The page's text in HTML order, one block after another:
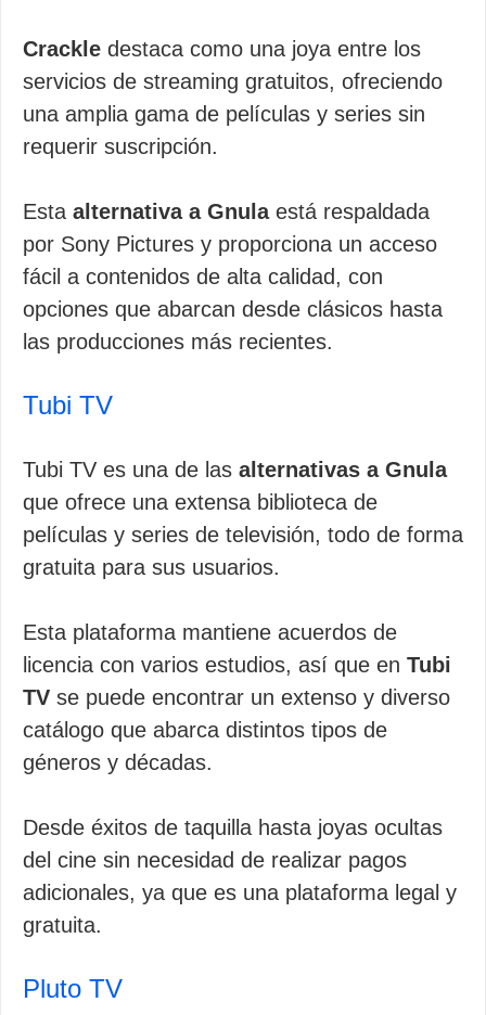
Crackle destaca como una joya entre los
servicios de streaming gratuitos, ofreciendo
una amplia gama de películas y series sin
requerir suscripción.
Esta alternativa a Gnulaestá respaldada
por Sony Pictures y proporciona un acceso
fácil a contenidos de alta calidad, con
opciones que abarcan desde clásicos hasta
las producciones más recientes.
Tubi TV
Tubi TV es una de las alternativas a Gnula
que ofrece una extensa biblioteca de
películas y series de televisión, todo de forma
gratuita para sus usuarios.
Esta plataforma mantiene acuerdos de
licencia con varios estudios, así que en Tubi
TV se puede encontrar un extenso y diverso
catálogo que abarca distintos tipos de
géneros y décadas.
Desde éxitos de taquilla hasta joyas ocultas
del cine sin necesidad de realizar pagos
adicionales, ya que es una plataforma legal y
gratuita.
Pluto TV